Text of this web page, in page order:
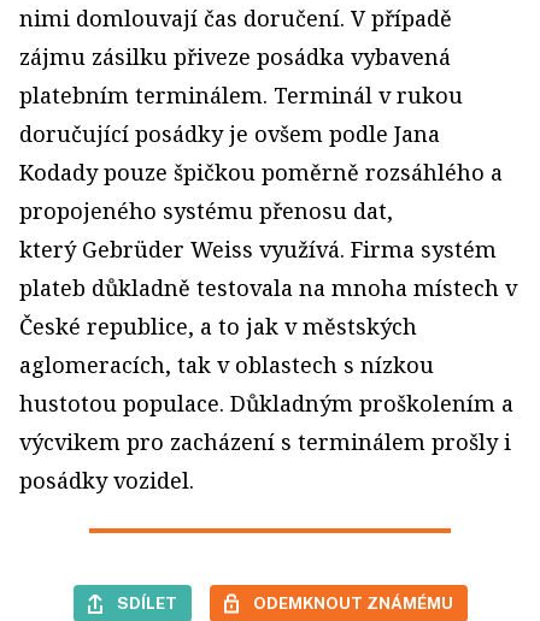
nimi domlouvají čas doručení. V případě
zájmu zásilku přiveze posádka vybavená
platebním terminálem. Terminál v rukou
doručující posádky je ovšem podle Jana
Kodady pouze špičkou poměrně rozsáhlého a
propojeného systému přenosu dat,
který Gebrüder Weiss využívá. Firma systém
plateb důkladně testovala na mnoha místech v
České republice, a to jak v městských
aglomeracích, tak v oblastech s nízkou
hustotou populace. Důkladným proškolením a
výcvikem pro zacházení s terminálem prošly i
posádky vozidel.
SDÍLET ODEMKNOUT ZNÁMÉMU